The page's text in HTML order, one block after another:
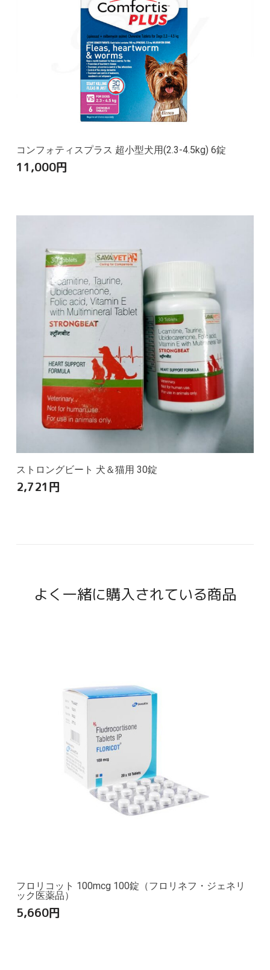
コンフォティスプラス 超小型犬用(2.3-4.5kg) 6錠
11,000円
ストロングビート 犬＆猫用 30錠
2,721円
よく一緒に購入されている商品
フロリコット 100mcg 100錠（フロリネフ・ジェネリ
ック医薬品）
5,660円